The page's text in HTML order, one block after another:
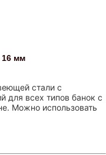
16 мм
стали с
для всех типов банок с
Можно использовать